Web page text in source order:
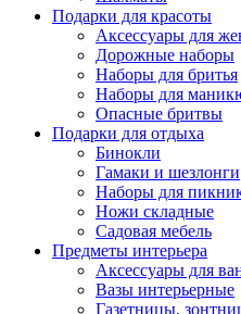
Подарки для красоты
Аксессуары для
Дорожные наборы
Наборы для бритья
Наборы для
Опасные бритвы
Подарки для отдыха
Бинокли
Гамаки и шезлонги
Наборы для
Ножи складные
Садовая мебель
Предметы интерьера
Аксессуары для
Вазы интерьерные
Газетницы,